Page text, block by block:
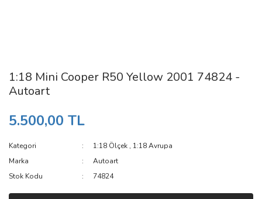
1:18 Mini Cooper R50 Yellow 2001 74824 -
Autoart
5.500,00 TL
Kategori 1:18 Ölçek , 1:18 Avrupa
Marka
Autoart
Stok Kodu
74824